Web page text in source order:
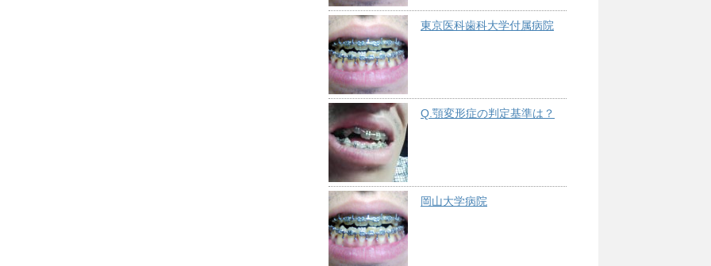
東京医科歯科大学付属病院
Q.顎変形症の判定基準は？
岡山大学病院